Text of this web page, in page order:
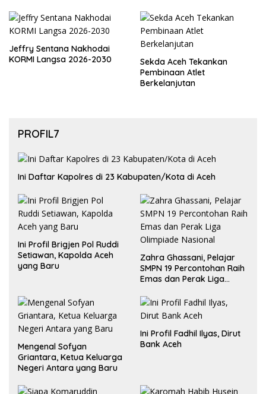
Jeffry Sentana Nakhodai
KORMI Langsa 2026-2030
Sekda Aceh Tekankan
Pembinaan Atlet
Berkelanjutan
PROFIL7
Ini Daftar Kapolres di 23 Kabupaten/Kota di Aceh
Ini Profil Brigjen Pol Ruddi
Setiawan, Kapolda Aceh
yang Baru
Zahra Ghassani, Pelajar
SMPN 19 Percontohan Raih
Emas dan Perak Liga
Mengenal Sofyan
Griantara, Ketua Keluarga
Negeri Antara yang Baru
Ini Profil Fadhil Ilyas, Dirut
Bank Aceh